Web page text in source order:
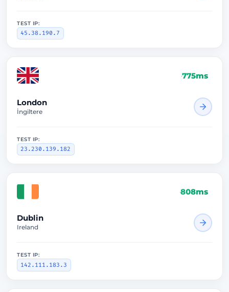
TEST IP:
45.38.190.7
775ms
London
İngiltere
TEST IP:
23.230.139.182
808ms
Dublin
Ireland
TEST IP:
142.111.183.3